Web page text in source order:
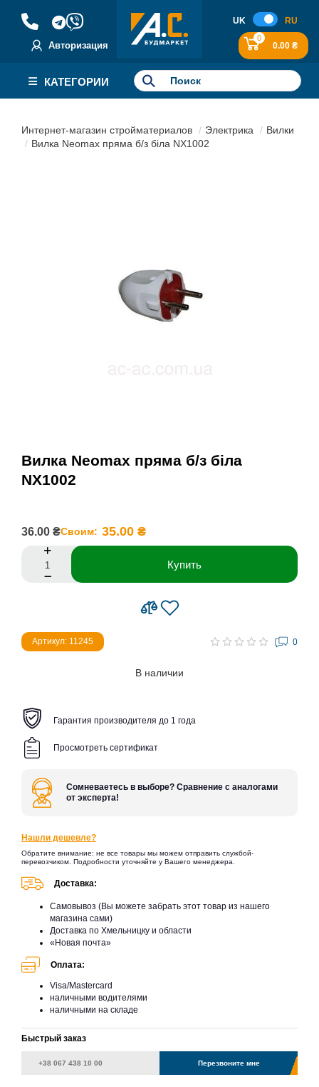
Авторизация
UK RU
0
0.00 ₴
КАТЕГОРИИ
Интернет-магазин стройматериалов Электрика
Вилки
Вилка Neomax пряма б/з біла NX1002
Вилка Neomax пряма б/з біла
NX1002
36.00 ₴Своим: 35.00 ₴
Купить
Артикул: 11245 0
В наличии
Гарантия производителя до 1 года
Просмотреть сертификат
Сомневаетесь в выборе? Сравнение с аналогами
от эксперта!
Нашли дешевле?
Обратите внимание: не все товары мы можем отправить службой-
перевозчиком. Подробности уточняйте у Вашего менеджера.
Доставка:
Самовывоз (Вы можете забрать этот товар из нашего
магазина сами)
Доставка по Хмельницку и области
«Новая почта»
Оплата:
Visa/Mastercard
наличными водителями
наличными на складе
Быстрый заказ
Перезвоните мне